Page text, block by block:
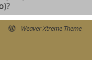
)?
- Weaver Xtreme Theme